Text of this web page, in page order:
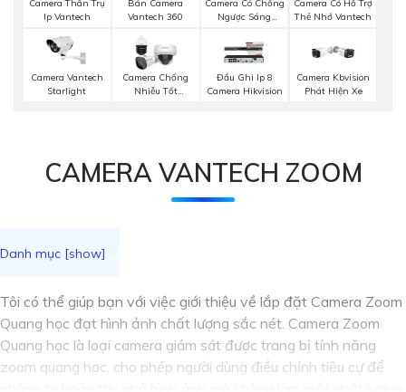
Camera Thân Trụ
Ip Vantech
Bán Camera
Vantech 360
Camera Có Chống
Ngược Sáng
Camera Có Hổ Trợ
Thẻ Nhớ Vantech
Camera Vantech
Starlight
Camera Chống
Nhiễu Tốt
Đầu Ghi Ip 8
Camera Hikvision
Camera Kbvision
Phát Hiện Xe
CAMERA VANTECH ZOOM
Tôi có thể giúp bạn với việc giới thiệu về lắp đặt Camera Zoom
Quang học đạt hình ảnh chất lượng sắc nét. Camera Zoom
Quang học là loại camera giám sát được trang bị tính năng
zoom quang học, cho phép người dùng điều chỉnh tiêu cự để